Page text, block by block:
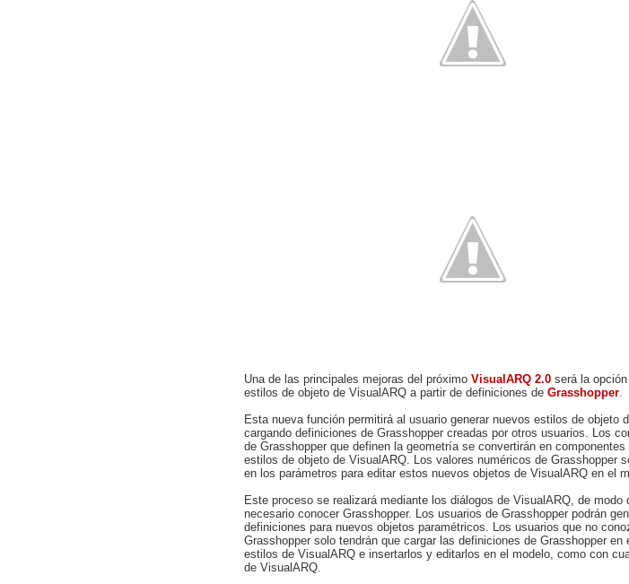
Una de las principales mejoras del próximo VisualARQ 2.0 será la
estilos de objeto de VisualARQ a partir de definiciones de Grasshopper.
Esta nueva función permitirá al usuario generar nuevos estilos de objeto
cargando definiciones de Grasshopper creadas por otros usuarios. Los
de Grasshopper que definen la geometría se convertirán en
estilos de objeto de VisualARQ. Los valores numéricos de Grasshopper
en los parámetros para editar estos nuevos objetos de VisualARQ en el
Este proceso se realizará mediante los diálogos de VisualARQ, de modo
necesario conocer Grasshopper. Los usuarios de Grasshopper podrán
definiciones para nuevos objetos paramétricos. Los usuarios que no
Grasshopper solo tendrán que cargar las definiciones de Grasshopper en
estilos de VisualARQ e insertarlos y editarlos en el modelo, como con
de VisualARQ.